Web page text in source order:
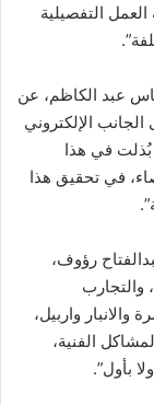
التفصيلية
عبد الكاظم، عن
الإلكتروني
بُذلت في هذا
في تحقيق هذا
رؤوف،
والتجارب
واربيل،
الفنية،
بأول”.